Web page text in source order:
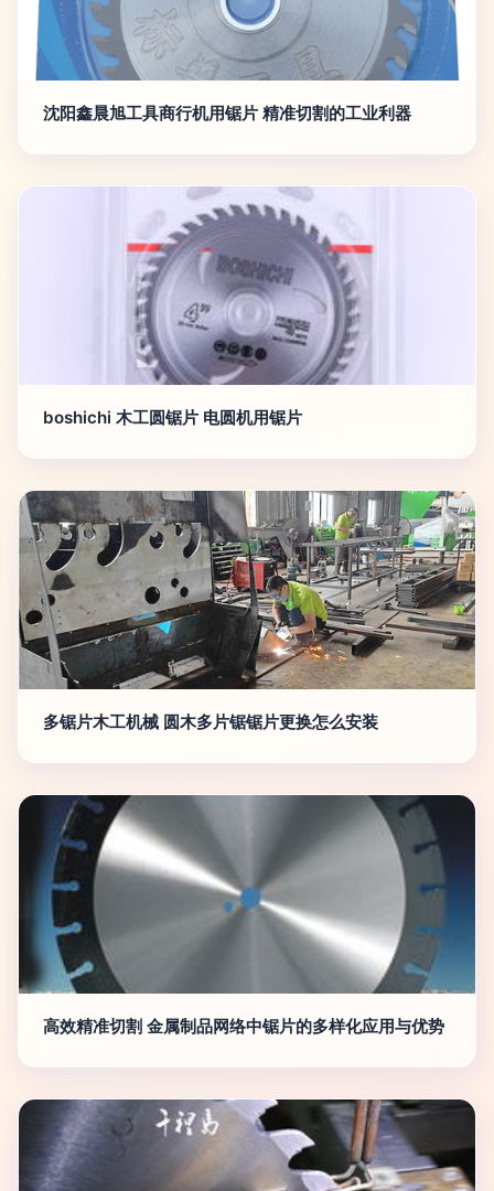
沈阳鑫晨旭工具商行机用锯片 精准切割的工业利器
boshichi 木工圆锯片 电圆机用锯片
多锯片木工机械 圆木多片锯锯片更换怎么安装
高效精准切割 金属制品网络中锯片的多样化应用与优势